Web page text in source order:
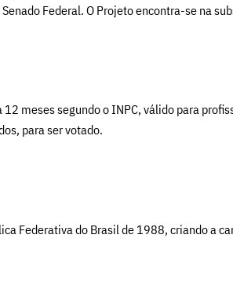
Federal. O Projeto encontra-se na
meses segundo o INPC, válido para
para ser votado.
Federativa do Brasil de 1988, criando a